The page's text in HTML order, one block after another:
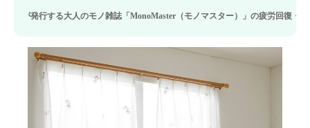
大人のモノ雑誌「MonoMaster（モノマスター）」の疲労回復・睡眠の向上特集